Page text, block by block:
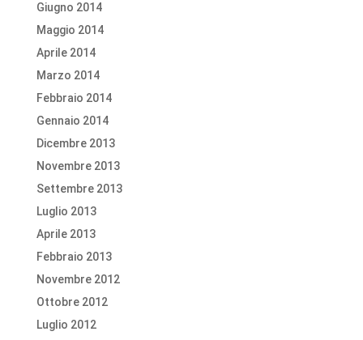
Giugno 2014
Maggio 2014
Aprile 2014
Marzo 2014
Febbraio 2014
Gennaio 2014
Dicembre 2013
Novembre 2013
Settembre 2013
Luglio 2013
Aprile 2013
Febbraio 2013
Novembre 2012
Ottobre 2012
Luglio 2012